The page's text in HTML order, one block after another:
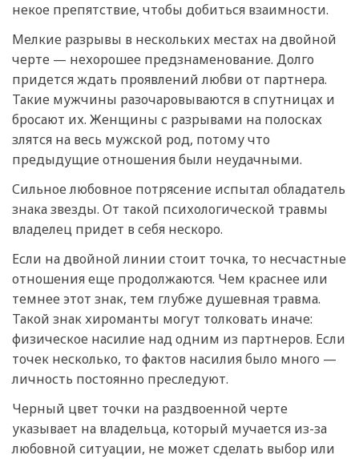
некое препятствие, чтобы добиться взаимности.
Мелкие разрывы в нескольких местах на двойной
черте — нехорошее предзнаменование. Долго
придется ждать проявлений любви от партнера.
Такие мужчины разочаровываются в спутницах и
бросают их. Женщины с разрывами на полосках
злятся на весь мужской род, потому что
предыдущие отношения были неудачными.
Сильное любовное потрясение испытал обладатель
знака звезды. От такой психологической травмы
владелец придет в себя нескоро.
Если на двойной линии стоит точка, то несчастные
отношения еще продолжаются. Чем краснее или
темнее этот знак, тем глубже душевная травма.
Такой знак хироманты могут толковать иначе:
физическое насилие над одним из партнеров. Если
точек несколько, то фактов насилия было много —
личность постоянно преследуют.
Черный цвет точки на раздвоенной черте
указывает на владельца, который мучается из-за
любовной ситуации, не может сделать выбор или